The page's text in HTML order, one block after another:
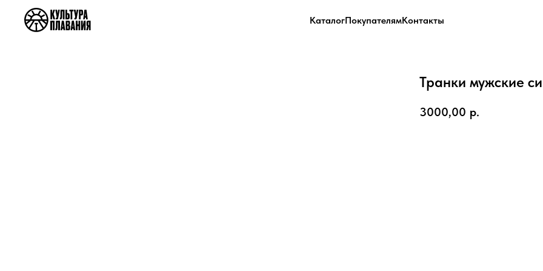
КаталогПокупателямКонтакты
Транки мужские
3000,00 р.